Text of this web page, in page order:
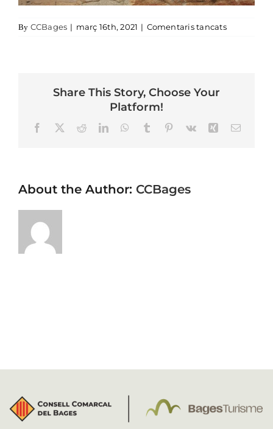
By CCBages | març 16th, 2021 | Comentaris tancatsa pintures
Share This Story, Choose Your
Platform!
FacebookRedditLinkedInWhatsApp
TumblrPinterest
Vk XingEmail
About the Author: CCBages